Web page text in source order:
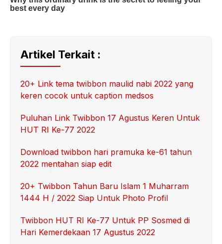
Artikel Terkait :
20+ Link tema twibbon maulid nabi 2022 yang
keren cocok untuk caption medsos
Puluhan Link Twibbon 17 Agustus Keren Untuk
HUT RI Ke-77 2022
Download twibbon hari pramuka ke-61 tahun
2022 mentahan siap edit
20+ Twibbon Tahun Baru Islam 1 Muharram
1444 H / 2022 Siap Untuk Photo Profil
Twibbon HUT RI Ke-77 Untuk PP Sosmed di
Hari Kemerdekaan 17 Agustus 2022